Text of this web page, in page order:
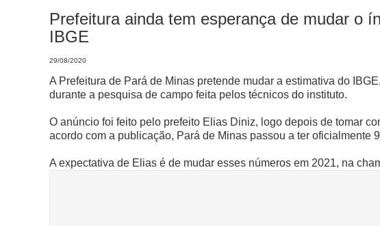
Prefeitura ainda tem esperança de mudar o
IBGE
29/08/2020
A Prefeitura de Pará de Minas pretende mudar a estimativa do
durante a pesquisa de campo feita pelos técnicos do instituto.
O anúncio foi feito pelo prefeito Elias Diniz, logo depois de tomar
acordo com a publicação, Pará de Minas passou a ter oficialmente
A expectativa de Elias é de mudar esses números em 2021, na